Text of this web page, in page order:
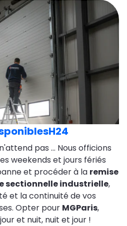
pas … Nous officions
weekends et jours fériés
et procéder à la remise
sectionnelle industrielle,
et la continuité de vos
Opter pour MGParis,
et nuit, nuit et jour !